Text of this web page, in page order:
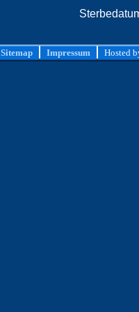
Sitemap Impressum Hosted